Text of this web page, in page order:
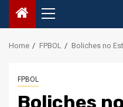
Primary
Menu
Home FPBOL Boliches no
FPBOL
Boliches